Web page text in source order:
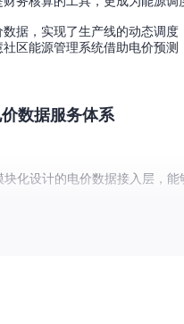
据，实现了生产线的动态调
区能源管理系统借助电价预
数据服务体系
化设计的电价数据接入层，能